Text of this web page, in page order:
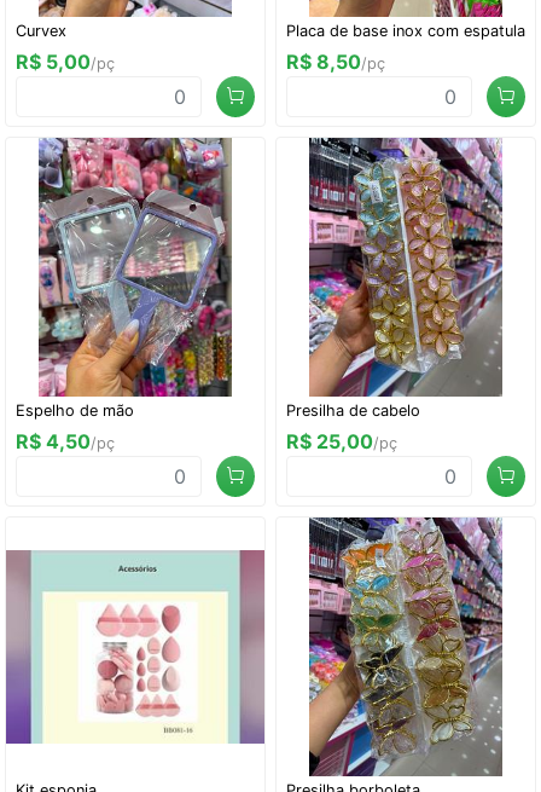
Curvex
R$ 5,00/pç
Placa de base inox com espatula
R$ 8,50/pç
Espelho de mão
R$ 4,50/pç
Presilha de cabelo
R$ 25,00/pç